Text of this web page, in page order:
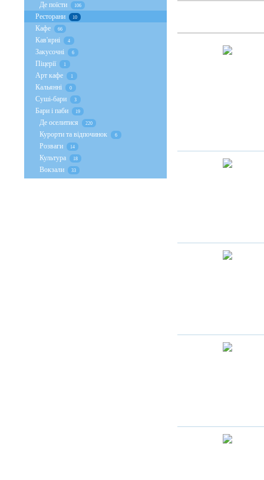
Де поїсти 106
Ресторани 10
Кафе 66
Кав'ярні 4
Закусочні 6
Піцерії 1
Арт кафе 1
Кальянні 0
Суші-бари 3
Бари і паби 19
Де оселитися 220
Курорти та відпочинок 6
Розваги 14
Культура 18
Вокзали 33